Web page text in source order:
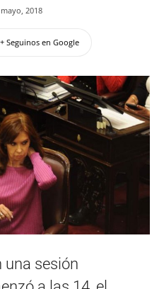
2018
+ Seguinos en Google
una sesión